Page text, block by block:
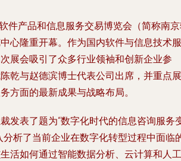
件产品和信息服务交易博览会（简称南
心隆重开幕。作为国内软件与信息技术服
展会吸引了众多行业领袖和创新企业参
乾与赵德滨博士代表公司出席，并重点展
方面的最新成果与战略布局。
发表了题为“数字化时代的信息咨询服务
分析了当前企业在数字化转型过程中面临
活如何通过智能数据分析、云计算和人工